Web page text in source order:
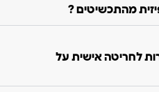
מהתכשיטים ?
לחריטה אישית על